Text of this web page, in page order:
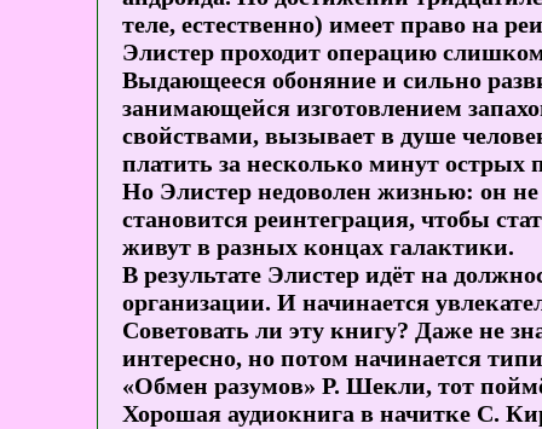
теле, естественно) имеет право на
Элистер проходит операцию
Выдающееся обоняние и сильно
занимающейся изготовлением
свойствами, вызывает в душе
платить за несколько минут
Но Элистер недоволен жизнью: он
становится реинтеграция, чтобы
живут в разных концах галактики.
В результате Элистер идёт на
организации. И начинается
Советовать ли эту книгу? Даже не
интересно, но потом начинается
«Обмен разумов» Р. Шекли, тот
Хорошая аудиокнига в начитке С.